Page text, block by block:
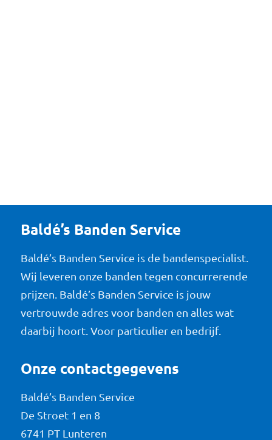
Baldé’s Banden Service
Baldé’s Banden Service is de bandenspecialist.
Wij leveren onze banden tegen concurrerende
prijzen. Baldé’s Banden Service is jouw
vertrouwde adres voor banden en alles wat
daarbij hoort. Voor particulier en bedrijf.
Onze contactgegevens
Baldé’s Banden Service
De Stroet 1 en 8
6741 PT Lunteren